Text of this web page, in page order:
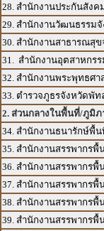
28. สำนักงานประกันสัง
29. สำนักงานวัฒนธรรม
30. สำนักงานสาธารณสุ
31. สำนักงานอุตสาหกร
32. สำนักงานพระพุทธศ
33. ตำรวจภูธรจังหวัดพัท
2. ส่วนกลางในพื้นที่/ภูมิภ
34. สำนักงานธนารักษ์พื้
35. สำนักงานสรรพากรพื้
36. สำนักงานสรรพากร
37. สำนักงานสรรพากร
38. สำนักงานสรรพากร
39. สำนักงานสรรพากรพื้